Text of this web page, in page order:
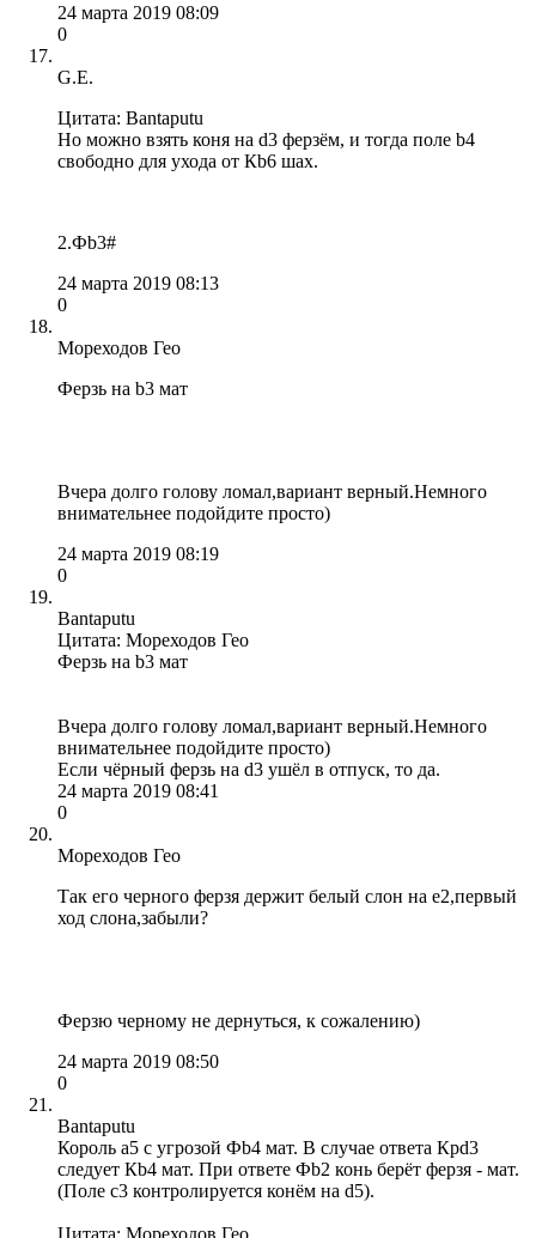
24 марта 2019 08:09
0
G.E.
Цитата: Bantaputu
Но можно взять коня на d3 ферзём, и тогда поле b4
свободно для ухода от Кb6 шах.
2.Фb3#
24 марта 2019 08:13
0
Мореходов Гео
Ферзь на b3 мат
Вчера долго голову ломал,вариант верный.Немного
внимательнее подойдите просто)
24 марта 2019 08:19
0
Bantaputu
Цитата: Мореходов Гео
Ферзь на b3 мат
Вчера долго голову ломал,вариант верный.Немного
внимательнее подойдите просто)
Если чёрный ферзь на d3 ушёл в отпуск, то да.
24 марта 2019 08:41
0
Мореходов Гео
Так его черного ферзя держит белый слон на е2,первый
ход слона,забыли?
Ферзю черному не дернуться, к сожалению)
24 марта 2019 08:50
0
Bantaputu
Король a5 с угрозой Фb4 мат. В случае ответа Крd3
следует Кb4 мат. При ответе Фb2 конь берёт ферзя - мат.
(Поле c3 контролируется конём на d5).
Цитата: Мореходов Гео